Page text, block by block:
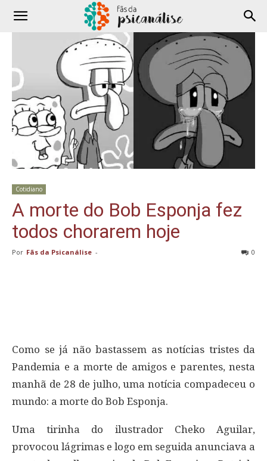
Cotidiano
A morte do Bob Esponja fez
todos chorarem hoje
Por Fãs da Psicanálise - 0
Como se já não bastassem as notícias tristes da
Pandemia e a morte de amigos e parentes, nesta
manhã de 28 de julho, uma notícia compadeceu o
mundo: a morte do Bob Esponja.
Uma tirinha do ilustrador Cheko Aguilar,
provocou lágrimas e logo em seguida anunciava a